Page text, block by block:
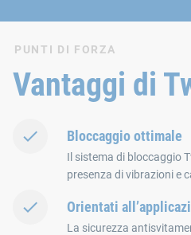
PUNTI DI FORZA
Vantaggi di
Bloccaggio ottimale
Il sistema di bloccaggio
presenza di vibrazioni e
Orientati
La sicurezza